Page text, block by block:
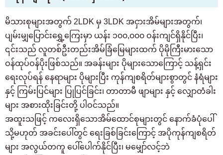
မိသားစုများအတွက် 2LDK မှ 3LDK အငှားအိမ်များအတွက်၊
ပျမ်းမျှပြောင်းရွှေ့ကြေးမှာ ယန်း ၁၀၀,၀၀၀ ဝန်းကျင်ရှိနိုင်ပြီး၊
၎င်းသည် လူတစ်ဦးတည်းအိမ်ခြံမြေများထက် ပိုမိုကြီးမားသော
ဝန်ထုပ်ဝန်ပိုးဖြစ်သည်။ အခန်းများ ပိုများသောကြောင့် သန့်ရှင်း
ရေးလုပ်ရန် နေရာများ ပိုများပြီး ကုန်ကျစရိတ်များစွာတွင် နံရံများ
နှင့် ကြမ်းပြင်များ ပြုပြင်ခြင်း၊ တာတာမီ ဖျာများ နှင့် လျှောတံခါး
များ အစားထိုးခြင်းတို့ ပါဝင်သည်။
အထူးသဖြင့် ကလေးရှိသောအိမ်ထောင်စုများတွင် နောက်ခံပုံပေါ်
သို့မဟုတ် အခင်းပေါ်တွင် ရေးခြစ်ခြင်းကြောင့် အပိုကုန်ကျစရိတ်
များ အလွယ်တကူ ပေါ်ပေါက်နိုင်ပြီး၊ မမျှော်လင့်ဘဲ